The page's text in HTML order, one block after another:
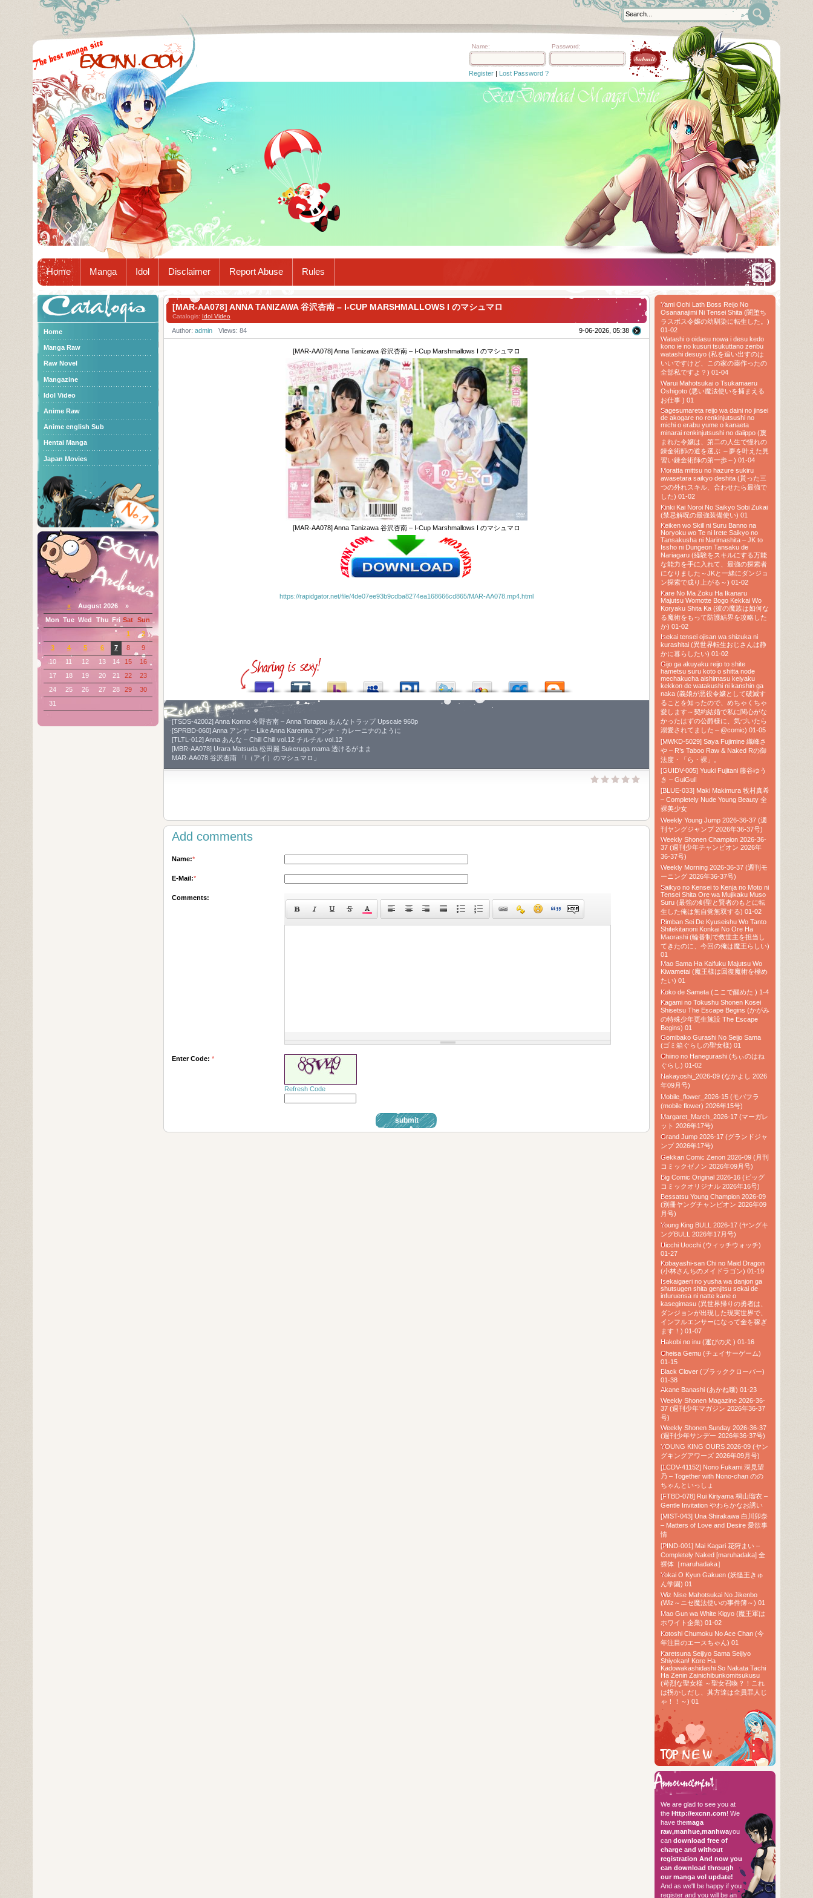
Excnn.com - Manga raw download...
Name: Password:
Register | Lost Password ?
Home Manga Idol Disclaimer Report Abuse Rules
[MAR-AA078] ANNA TANIZAWA 谷沢杏南 – I-CUP MARSHMALLOWS I のマシュマロ
Catalogis: Idol Video
9-06-2026, 05:38
Author: admin Views: 84
[MAR-AA078] Anna Tanizawa 谷沢杏南 – I-Cup Marshmallows I のマシュマロ
[MAR-AA078] Anna Tanizawa 谷沢杏南 – I-Cup Marshmallows I のマシュマロ
https://rapidgator.net/file/4de07ee93b9cdba8274ea168666cd865/MAR-AA078.mp4.html
[TSDS-42002] Anna Konno 今野杏南 – Anna Torappu あんなトラップ Upscale 960p
[SPRBD-060] Anna アンナ – Like Anna Karenina アンナ・カレーニナのように
[TLTL-012] Anna あんな – Chill Chill vol.12 チルチル vol.12
[MBR-AA078] Urara Matsuda 松田麗 Sukeruga mama 透けるがまま
MAR-AA078 谷沢杏南 「I（アイ）のマシュマロ」
Add comments
Name:*
E-Mail:*
Comments:
Enter Code: *
Refresh Code
Yami Ochi Lath Boss Reijo No
Osananajimi Ni Tensei Shita (闇堕ち
ラスボス令嬢の幼馴染に転生した。)
01-02
Watashi o oidasu nowa i desu kedo
kono ie no kusuri tsukuttano zenbu
watashi desuyo (私を追い出すのは
いいですけど、この家の薬作ったの
全部私ですよ？) 01-04
Warui Mahotsukai o Tsukamaeru
Oshigoto (悪い魔法使いを捕まえる
お仕事 ) 01
Sagesumareta reijo wa daini no jinsei
de akogare no renkinjutsushi no
michi o erabu yume o kanaeta
minarai renkinjutsushi no daiippo (蔑
まれた令嬢は、第二の人生で憧れの
錬金術師の道を選ぶ ～夢を叶えた見
習い錬金術師の第一歩～) 01-04
Moratta mittsu no hazure sukiru
awasetara saikyo deshita (貰った三
つの外れスキル、合わせたら最強で
した) 01-02
Kinki Kai Noroi No Saikyo Sobi Zukai
(禁忌解呪の最強装備使い) 01
Keiken wo Skill ni Suru Banno na
Noryoku wo Te ni Irete Saikyo no
Tansakusha ni Narimashita – JK to
Issho ni Dungeon Tansaku de
Nariagaru (経験をスキルにする万能
な能力を手に入れて、最強の探索者
になりました～JKと一緒にダンジョ
ン探索で成り上がる～) 01-02
Kare No Ma Zoku Ha Ikanaru
Majutsu Womotte Bogo Kekkai Wo
Koryaku Shita Ka (彼の魔族は如何な
る魔術をもって防護結界を攻略した
か) 01-02
Isekai tensei ojisan wa shizuka ni
kurashitai (異世界転生おじさんは静
かに暮らしたい) 01-02
Gijo ga akuyaku reijo to shite
hametsu suru koto o shitta node
mechakucha aishimasu keiyaku
kekkon de watakushi ni kanshin ga
naka (義娘が悪役令嬢として破滅す
ることを知ったので、めちゃくちゃ
愛します～契約結婚で私に関心がな
かったはずの公爵様に、気づいたら
溺愛されてました～@comic) 01-05
[MWKD-5029] Saya Fujimine 織峰さ
や – R’s Taboo Raw & Naked Rの御
法度・「ら・裸」。
[GUIDV-005] Yuuki Fujitani 藤谷ゆう
き – GuiGui!
[BLUE-033] Maki Makimura 牧村真希
– Completely Nude Young Beauty 全
裸美少女
Weekly Young Jump 2026-36-37 (週
刊ヤングジャンプ 2026年36-37号)
Weekly Shonen Champion 2026-36-
37 (週刊少年チャンピオン 2026年
36-37号)
Weekly Morning 2026-36-37 (週刊モ
ーニング 2026年36-37号)
Saikyo no Kensei to Kenja no Moto ni
Tensei Shita Ore wa Mujikaku Muso
Suru (最強の剣聖と賢者のもとに転
生した俺は無自覚無双する) 01-02
Rimban Sei De Kyuseishu Wo Tanto
Shitekitanoni Konkai No Ore Ha
Maorashi (輪番制で救世主を担当し
てきたのに、今回の俺は魔王らしい)
01
Mao Sama Ha Kaifuku Majutsu Wo
Kiwametai (魔王様は回復魔術を極め
たい) 01
Koko de Sameta (ここで醒めた ) 1-4
Kagami no Tokushu Shonen Kosei
Shisetsu The Escape Begins (かがみ
の特殊少年更生施設 The Escape
Begins) 01
Gomibako Gurashi No Seijo Sama
(ゴミ箱ぐらしの聖女様) 01
Chiino no Hanegurashi (ちぃのはね
ぐらし) 01-02
Nakayoshi_2026-09 (なかよし 2026
年09月号)
Mobile_flower_2026-15 (モバフラ
(mobile flower) 2026年15号)
Margaret_March_2026-17 (マーガレ
ット 2026年17号)
Grand Jump 2026-17 (グランドジャ
ンプ 2026年17号)
Gekkan Comic Zenon 2026-09 (月刊
コミックゼノン 2026年09月号)
Big Comic Original 2026-16 (ビッグ
コミックオリジナル 2026年16号)
Bessatsu Young Champion 2026-09
(別冊ヤングチャンピオン 2026年09
月号)
Young King BULL 2026-17 (ヤングキ
ングBULL 2026年17月号)
Uicchi Uocchi (ウィッチウォッチ)
01-27
Kobayashi-san Chi no Maid Dragon
(小林さんちのメイドラゴン) 01-19
Isekaigaeri no yusha wa danjon ga
shutsugen shita genjitsu sekai de
infuruensa ni natte kane o
kasegimasu (異世界帰りの勇者は、
ダンジョンが出現した現実世界で、
インフルエンサーになって金を稼ぎ
ます！) 01-07
Hakobi no inu (運びの犬 ) 01-16
Cheisa Gemu (チェイサーゲーム)
01-15
Black Clover (ブラッククローバー)
01-38
Akane Banashi (あかね噺) 01-23
Weekly Shonen Magazine 2026-36-
37 (週刊少年マガジン 2026年36-37
号)
Weekly Shonen Sunday 2026-36-37
(週刊少年サンデー 2026年36-37号)
YOUNG KING OURS 2026-09 (ヤン
グキングアワーズ 2026年09月号)
[LCDV-41152] Nono Fukami 深見望
乃 – Together with Nono-chan のの
ちゃんといっしょ
[FTBD-078] Rui Kiriyama 桐山瑠衣 –
Gentle Invitation やわらかなお誘い
[MIST-043] Una Shirakawa 白川卯奈
– Matters of Love and Desire 愛欲事
情
[PIND-001] Mai Kagari 花狩まい –
Completely Naked [maruhadaka] 全
裸体［maruhadaka］
Yokai O Kyun Gakuen (妖怪王きゅ
ん学園) 01
Wiz Nise Mahotsukai No Jikenbo
(Wiz～ニセ魔法使いの事件簿～) 01
Mao Gun wa White Kigyo (魔王軍は
ホワイト企業) 01-02
Kotoshi Chumoku No Ace Chan (今
年注目のエースちゃん) 01
Karetsuna Seijiyo Sama Seijiyo
Shiyokan! Kore Ha
Kadowakashidashi So Nakata Tachi
Ha Zenin Zainichibunkomitsukusu
(苛烈な聖女様 ～聖女召喚？！これ
は拐かしだし、其方達は全員罪人じ
ゃ！！～) 01
We are glad to see you at
theHttp://excnn.com! We
have themaga
raw,manhue,manhwayou
candownload free of
charge and without
registration And now you
can download through
our manga vol update!
And as we'll be happy if you
register and you will be an
Catalogis
Home
Manga Raw
Raw Novel
Mangazine
Idol Video
Anime Raw
Anime english Sub
Hentai Manga
Japan Movies
«August 2026 »
Mon
Tue Wed Thu Fri Sat Sun
1
2
3
4 5 6 7 8
9
10
11 12 13 14 15
16
17
18 19 20 21 22
23
24
25 26 27 28 29
30
31